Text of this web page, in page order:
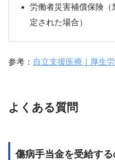
労働者災害補償保険
定された場合）
参考： 自立支援医療｜厚生
よくある質問
傷病手当金を受給す